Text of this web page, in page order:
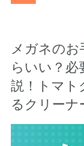
メガネの
らいい？
説！トマト
るクリーナ